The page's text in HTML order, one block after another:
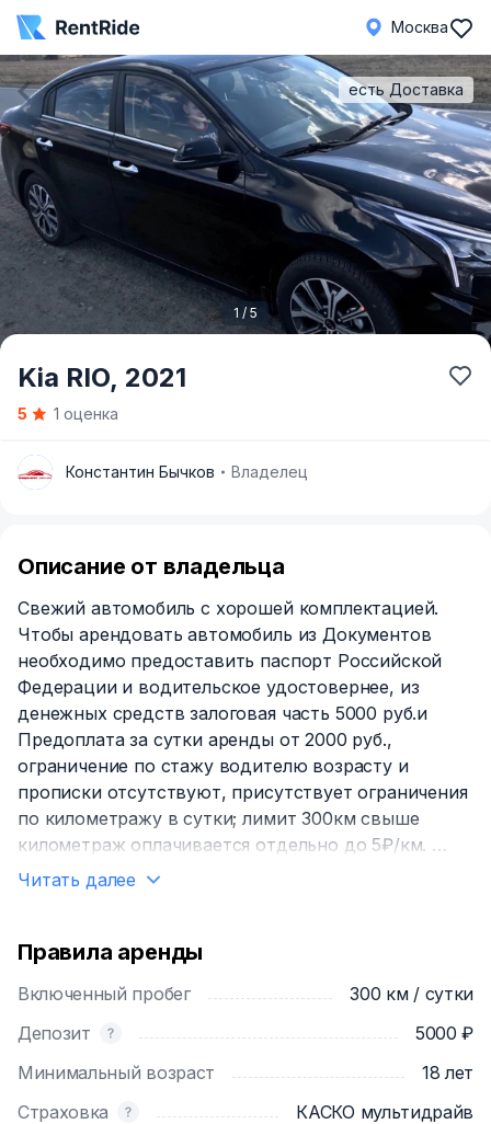
Москва
Item
1 / 5
есть Доставка
Kia RIO, 2021
5 1 оценка
К Константин Бычков Владелец
Описание от владельца
Свежий автомобиль с хорошей комплектацией.
Чтобы арендовать автомобиль из Документов
необходимо предоставить паспорт Российской
Федерации и водительское удостовернее, из
денежных средств залоговая часть 5000 руб.и
Предоплата за сутки аренды от 2000 руб.,
ограничение по стажу водителю возрасту и
прописки отсутствуют, присутствует ограничения
по километражу в сутки; лимит 300км свыше
километраж оплачивается отдельно до 5₽/км.
-услуга бронирования автомобиля
Читать далее
Правила аренды
Включенный пробег
300 км / сутки
Депозит
5000 ₽
Минимальный возраст
18 лет
Страховка
КАСКО мультидрайв